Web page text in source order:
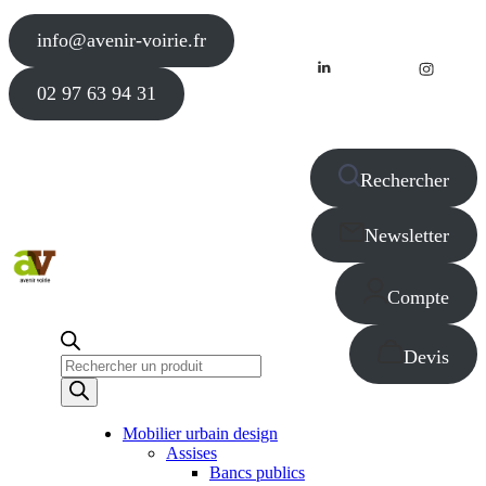
info@avenir-voirie.fr
02 97 63 94 31
Recherche
de
produits
Rechercher
Newsletter
Compte
Devis
Mobilier urbain design
Assises
Bancs publics